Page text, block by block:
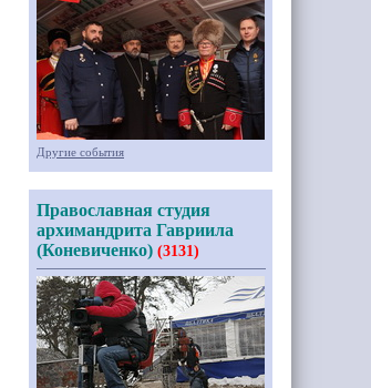
Другие события
Православная студия
архимандрита Гавриила
(Коневиченко) (3131)